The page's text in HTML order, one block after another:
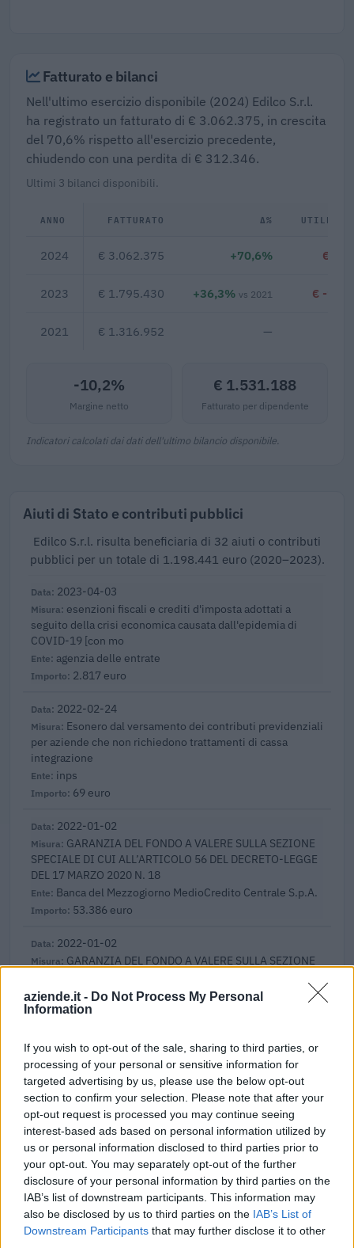
aziende.it - Do Not Process My Personal
Information
If you wish to opt-out of the sale, sharing to third parties, or
processing of your personal or sensitive information for
targeted advertising by us, please use the below opt-out
section to confirm your selection. Please note that after your
opt-out request is processed you may continue seeing
interest-based ads based on personal information utilized by
us or personal information disclosed to third parties prior to
your opt-out. You may separately opt-out of the further
disclosure of your personal information by third parties on the
IAB’s list of downstream participants. This information may
also be disclosed by us to third parties on the IAB’s List of
Downstream Participants that may further disclose it to other
Fatturato e bilanci
Nell'ultimo esercizio disponibile (2024) Edilco S.r.l.
ha registrato un fatturato di € 3.062.375, in crescita
del 70,6% rispetto all'esercizio precedente,
chiudendo con una perdita di € 312.346.
Ultimi 3 bilanci disponibili.
ANNO FATTURATO Δ% UTILE/
2024 € 3.062.375 +70,6% € -
2023 € 1.795.430 +36,3% vs 2021 € -
2021 € 1.316.952 —
-10,2%
Margine netto
€ 1.531.188
Fatturato per dipendente
Indicatori calcolati dai dati dell'ultimo bilancio disponibile.
Aiuti di Stato e contributi pubblici
Edilco S.r.l. risulta beneficiaria di 32 aiuti o contributi
pubblici per un totale di 1.198.441 euro (2020–2023).
2023-04-03
esenzioni fiscali e crediti d'imposta adottati a
seguito della crisi economica causata dall'epidemia di
COVID-19 [con mo
agenzia delle entrate
2.817 euro
2022-02-24
Esonero dal versamento dei contributi previdenziali
per aziende che non richiedono trattamenti di cassa
integrazione
inps
69 euro
2022-01-02
GARANZIA DEL FONDO A VALERE SULLA SEZIONE
SPECIALE DI CUI ALL’ARTICOLO 56 DEL DECRETO-LEGGE
DEL 17 MARZO 2020 N. 18
Banca del Mezzogiorno MedioCredito Centrale S.p.A.
53.386 euro
2022-01-02
GARANZIA DEL FONDO A VALERE SULLA SEZIONE
DEL 17 MARZO 2020 N. 18
Banca del Mezzogiorno MedioCredito Centrale S.p.A.
2022-01-02
GARANZIA DEL FONDO A VALERE SULLA SEZIONE
SPECIALE DI CUI ALL’ARTICOLO 56 DEL DECRETO-LEGGE
DEL 17 MARZO 2020 N. 18
Banca del Mezzogiorno MedioCredito Centrale S.p.A.
9.324 euro
2022-01-02
GARANZIA DEL FONDO A VALERE SULLA SEZIONE
SPECIALE DI CUI ALL’ARTICOLO 56 DEL DECRETO-LEGGE
DEL 17 MARZO 2020 N. 18